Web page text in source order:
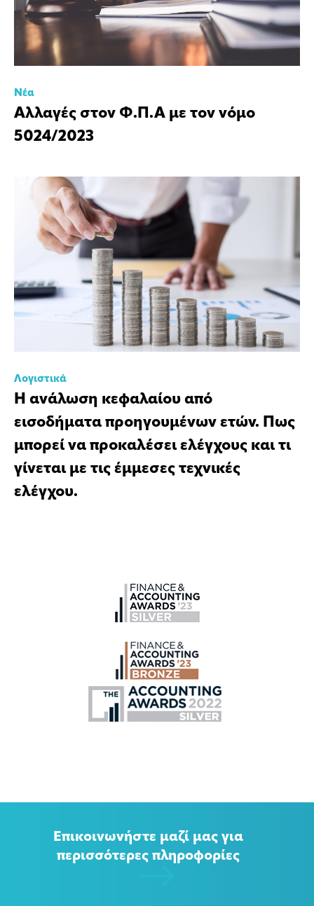
Νέα
Αλλαγές στον Φ.Π.Α με τον νόμο
5024/2023
Λογιστικά
Η ανάλωση κεφαλαίου από
εισοδήματα προηγουμένων ετών. Πως
μπορεί να προκαλέσει ελέγχους και τι
γίνεται με τις έμμεσες τεχνικές
ελέγχου.
Επικοινωνήστε μαζί μας για
περισσότερες πληροφορίες